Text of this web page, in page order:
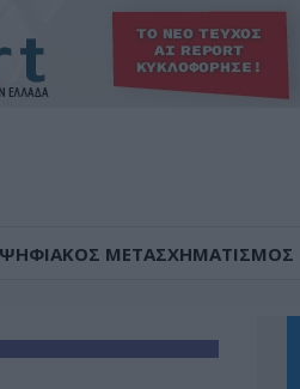
ΨΗΦΙΑΚΟΣ ΜΕΤΑΣΧΗΜΑΤΙΣΜΟΣ